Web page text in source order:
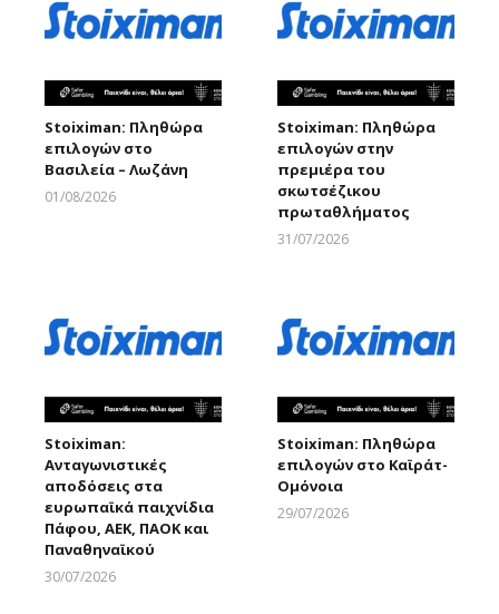
Stoiximan: Πληθώρα
επιλογών στο
Βασιλεία – Λωζάνη
01/08/2026
Stoiximan: Πληθώρα
επιλογών στην
πρεμιέρα του
σκωτσέζικου
πρωταθλήματος
31/07/2026
Stoiximan:
Ανταγωνιστικές
αποδόσεις στα
ευρωπαϊκά παιχνίδια
Πάφου, ΑΕΚ, ΠΑΟΚ και
Παναθηναϊκού
30/07/2026
Stoiximan: Πληθώρα
επιλογών στο Καϊράτ-
Ομόνοια
29/07/2026